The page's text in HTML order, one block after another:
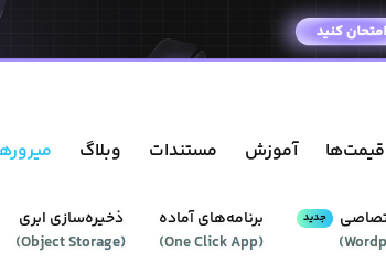
قیمت‌ها آموزش مستندات وبلاگ
ذخیره‌سازی ابری
(
Object Storage
)
برنامه‌های آماده
(
One Click App
)
جدید
)